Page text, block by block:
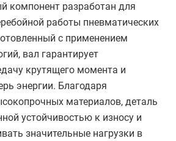
компонент разработан для
работы пневматических
с применением
вал гарантирует
крутящего момента и
энергии. Благодаря
материалов, деталь
устойчивостью к износу и
значительные нагрузки в